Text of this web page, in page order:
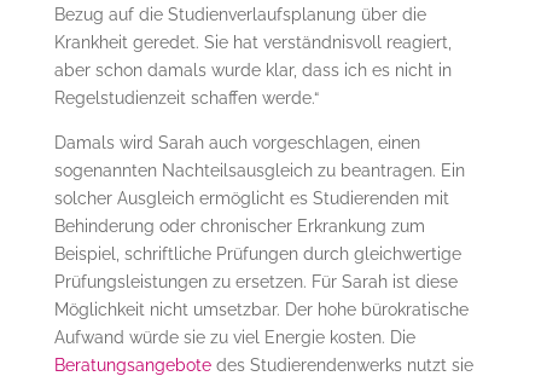
Bezug auf die Studienverlaufsplanung über die
Krankheit geredet. Sie hat verständnisvoll reagiert,
aber schon damals wurde klar, dass ich es nicht in
Regelstudienzeit schaffen werde.“
Damals wird Sarah auch vorgeschlagen, einen
sogenannten Nachteilsausgleich zu beantragen. Ein
solcher Ausgleich ermöglicht es Studierenden mit
Behinderung oder chronischer Erkrankung zum
Beispiel, schriftliche Prüfungen durch gleichwertige
Prüfungsleistungen zu ersetzen. Für Sarah ist diese
Möglichkeit nicht umsetzbar. Der hohe bürokratische
Aufwand würde sie zu viel Energie kosten. Die
Beratungsangebotedes Studierendenwerks nutzt sie